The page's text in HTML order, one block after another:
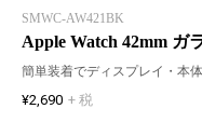
SMWC-AW421BK
Apple Watch 42mm ガ
簡単装着でディスプレイ・本
¥2,690 + 税